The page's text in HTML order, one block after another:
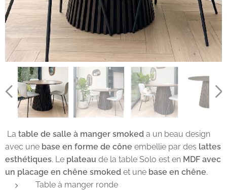
La table de salle à manger smoked a un beau design
avec une base en forme de cône embellie par des lattes
esthétiques. Le plateau de la table Solo est en MDF avec
un placage en chêne smoked et une base en chêne.
Table à manger ronde